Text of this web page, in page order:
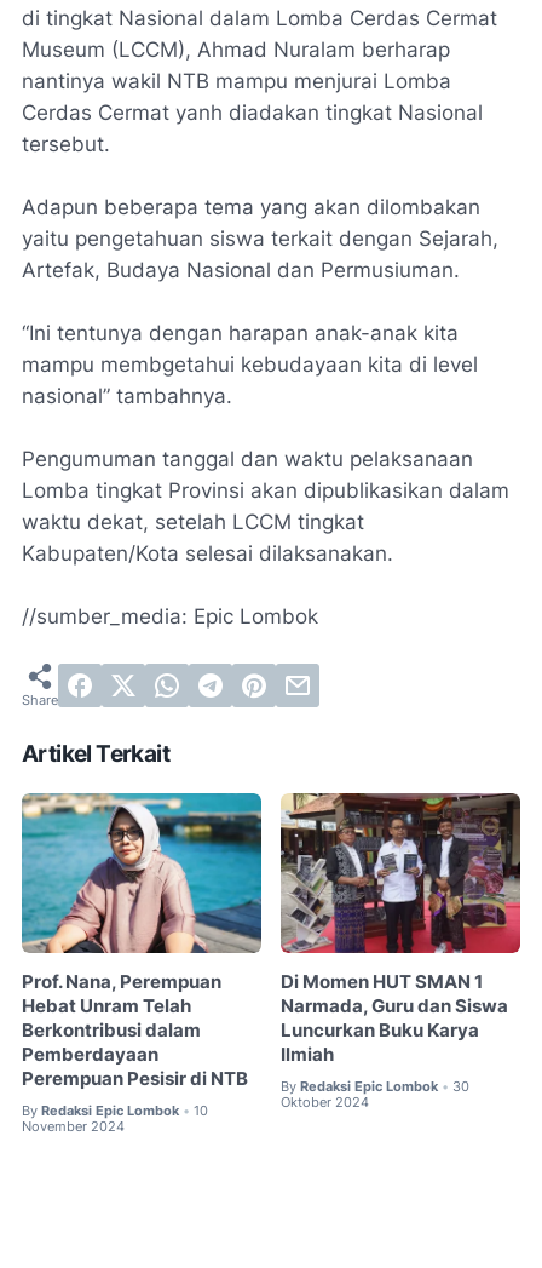
di tingkat Nasional dalam Lomba Cerdas Cermat
Museum (LCCM), Ahmad Nuralam berharap
nantinya wakil NTB mampu menjurai Lomba
Cerdas Cermat yanh diadakan tingkat Nasional
tersebut.
Adapun beberapa tema yang akan dilombakan
yaitu pengetahuan siswa terkait dengan Sejarah,
Artefak, Budaya Nasional dan Permusiuman.
“Ini tentunya dengan harapan anak-anak kita
mampu membgetahui kebudayaan kita di level
nasional” tambahnya.
Pengumuman tanggal dan waktu pelaksanaan
Lomba tingkat Provinsi akan dipublikasikan dalam
waktu dekat, setelah LCCM tingkat
Kabupaten/Kota selesai dilaksanakan.
//sumber_media: Epic Lombok
Artikel Terkait
Prof. Nana, Perempuan
Hebat Unram Telah
Berkontribusi dalam
Pemberdayaan
Perempuan Pesisir di NTB
By Redaksi Epic Lombok • 10
November 2024
Di Momen HUT SMAN 1
Narmada, Guru dan Siswa
Luncurkan Buku Karya
Ilmiah
By Redaksi Epic Lombok • 30
Oktober 2024